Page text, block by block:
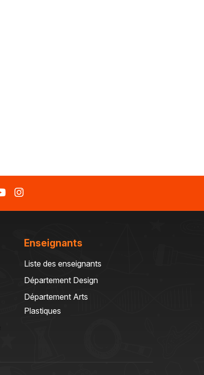
Enseignants
Liste des enseignants
Département Design
Département Arts
Plastiques